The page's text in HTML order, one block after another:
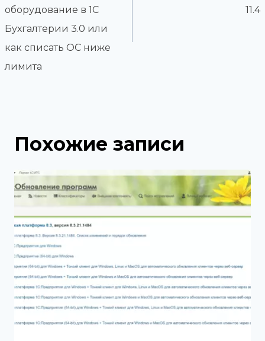
оборудование в 1С
Бухгалтерии 3.0 или
как списать ОС ниже
лимита
11.4
Похожие записи